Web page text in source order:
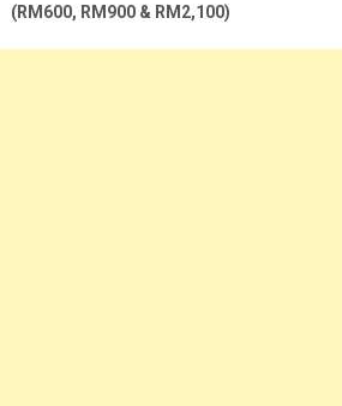
(RM600, RM900 & RM2,100)